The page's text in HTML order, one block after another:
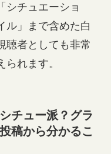
シチュエーショ
ル」まで含めた白
聴者としても非常
れます。
チュー派？グラ
稿から分かるこ